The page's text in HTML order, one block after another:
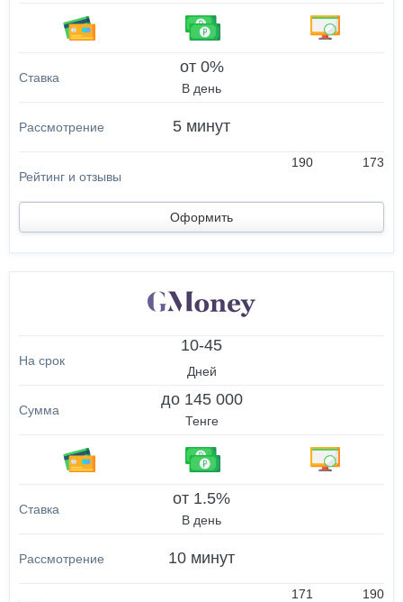
от 0%
В день
5 минут
190 173
Оформить
10-45
Дней
до 145 000
Тенге
от 1.5%
В день
10 минут
171 190